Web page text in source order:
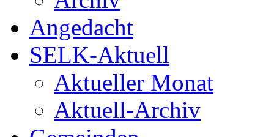
Angedacht
SELK-Aktuell
Aktueller Monat
Aktuell-Archiv